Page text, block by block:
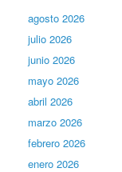
agosto 2026
julio 2026
junio 2026
mayo 2026
abril 2026
marzo 2026
febrero 2026
enero 2026